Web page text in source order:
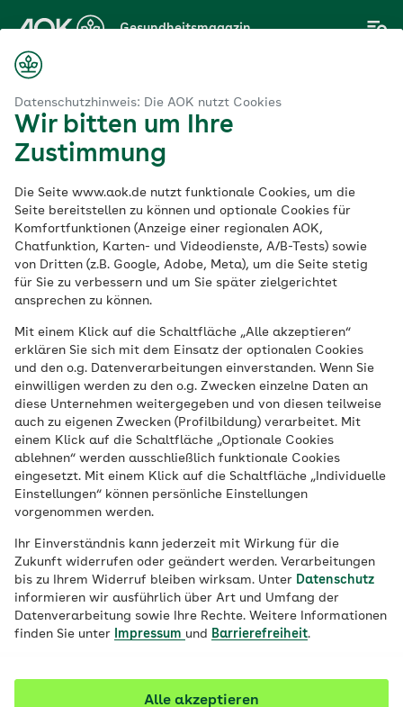
Datenschutzhinweis: Die AOK nutzt Cookies
Wir bitten um Ihre
Zustimmung
Die Seite www.aok.de nutzt funktionale Cookies, um die
Seite bereitstellen zu können und optionale Cookies für
Komfortfunktionen (Anzeige einer regionalen AOK,
Chatfunktion, Karten- und Videodienste, A/B-Tests) sowie
von Dritten (z.B. Google, Adobe, Meta), um die Seite stetig
für Sie zu verbessern und um Sie später zielgerichtet
ansprechen zu können.
Mit einem Klick auf die Schaltfläche „Alle akzeptieren“
erklären Sie sich mit dem Einsatz der optionalen Cookies
und den o.g. Datenverarbeitungen einverstanden. Wenn Sie
einwilligen werden zu den o.g. Zwecken einzelne Daten an
diese Unternehmen weitergegeben und von diesen teilweise
auch zu eigenen Zwecken (Profilbildung) verarbeitet. Mit
einem Klick auf die Schaltfläche „Optionale Cookies
ablehnen“ werden ausschließlich funktionale Cookies
eingesetzt. Mit einem Klick auf die Schaltfläche „Individuelle
Einstellungen“ können persönliche Einstellungen
vorgenommen werden.
Ihr Einverständnis kann jederzeit mit Wirkung für die
Zukunft widerrufen oder geändert werden. Verarbeitungen
bis zu Ihrem Widerruf bleiben wirksam. Unter Datenschutz
informieren wir ausführlich über Art und Umfang der
Datenverarbeitung sowie Ihre Rechte. Weitere Informationen
finden Sie unter
Impressum und Barrierefreiheit.
Alle akzeptieren
Hauptinhalt
springen
Gesundheitsmagazin
moodgym: Fitness für
die Stimmung
Veröffentlicht am:
10.01.2022 8 Minuten Lesedauer
Bei depressiven Symptomen ist
medizinische Hilfe ratsam. Zur
zusätzlichen Unterstützung und zur
Vorbeugung von Depressionen gibt es aber
auch Onlineprogramme wie moodgym.
Kann so etwas funktionieren? Unser Autor
hat den Selbsttest gemacht.